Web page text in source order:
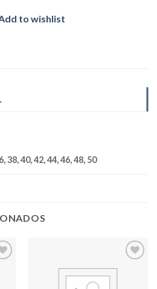
to wishlist
38, 40, 42, 44, 46, 48, 50